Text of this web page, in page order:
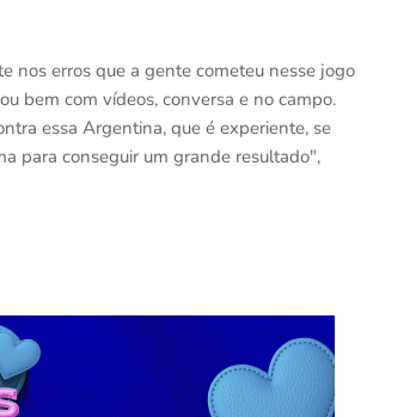
nos erros que a gente cometeu nesse jogo
bem com vídeos, conversa e no campo.
essa Argentina, que é experiente, se
para conseguir um grande resultado",